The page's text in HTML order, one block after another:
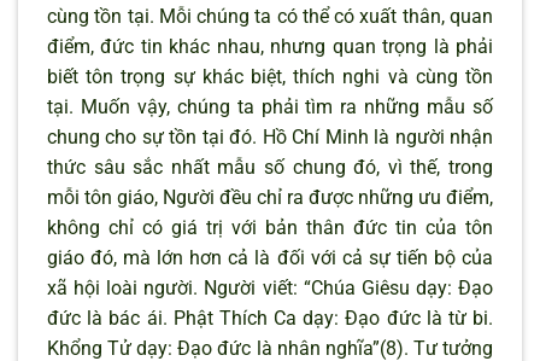
cùng tồn tại. Mỗi chúng ta có thể có xuất thân, quan
điểm, đức tin khác nhau, nhưng quan trọng là phải
biết tôn trọng sự khác biệt, thích nghi và cùng tồn
tại. Muốn vậy, chúng ta phải tìm ra những mẫu số
chung cho sự tồn tại đó. Hồ Chí Minh là người nhận
thức sâu sắc nhất mẫu số chung đó, vì thế, trong
mỗi tôn giáo, Người đều chỉ ra được những ưu điểm,
không chỉ có giá trị với bản thân đức tin của tôn
giáo đó, mà lớn hơn cả là đối với cả sự tiến bộ của
xã hội loài người. Người viết: “Chúa Giêsu dạy: Đạo
đức là bác ái. Phật Thích Ca dạy: Đạo đức là từ bi.
Khổng Tử dạy: Đạo đức là nhân nghĩa”(8). Tư tưởng